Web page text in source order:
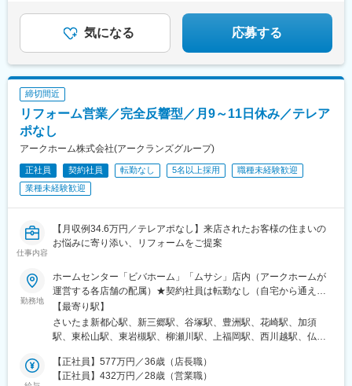
あゆみ野駅、東塩釜駅、陸前落合駅、多賀城駅、いわき駅、湯本
駅、植田駅(福島県)、富岡駅、新白河駅、須賀川駅、安積永盛駅、
小針駅、仙北町駅、厨川駅、東酒田駅、大阪梅田駅(阪急線)、大谷
地駅、天空橋駅、沼南駅、福島学院前駅、梅田駅(地下鉄)、大阪梅
田駅(阪神線)
気になる 応募する
締切間近
リフォーム営業／完全反響型／月9～11日休み／テレア
ポなし
アークホーム株式会社(アークランズグループ)
正社員 契約社員 転勤なし 5名以上採用
職種未経験歓迎
業種未経験歓迎
仕事内容
【月収例34.6万円／テレアポなし】来店されたお客様の住まいの
お悩みに寄り添い、リフォームをご提案
勤務地
ホームセンター「ビバホーム」「ムサシ」店内（アークホームが
運営する各店舗の配属）★契約社員は転勤なし（自宅から通える
範囲での転勤はあります）★勤務地は希望を考慮の上、決定★一
部店舗を除き車通勤可能（無料駐車場あり）◆関東埼玉県：志木
市、鴻巣市、ふじみ野市、三郷市、久喜市、加須市、東松山市、
市、小田原市、横浜市、座間市、平塚市東京都：江東区、八王子
市、東久留米市栃木県：足利市、那須塩原市、小山市群馬県：高
【最寄り駅】
さいたま新都心駅、新三郷駅、谷塚駅、豊洲駅、花崎駅、加須
駅、東松山駅、東岩槻駅、柳瀬川駅、上福岡駅、西川越駅、仏子
駅、さがみ野駅、平塚駅、東久留米駅、多摩境駅、東武和泉駅、
黒磯駅、小山駅、井野駅(群馬県)、小樽築港駅、稲積公園駅、泉中
【正社員】577万円／36歳（店長職）
【正社員】432万円／28歳（営業職）